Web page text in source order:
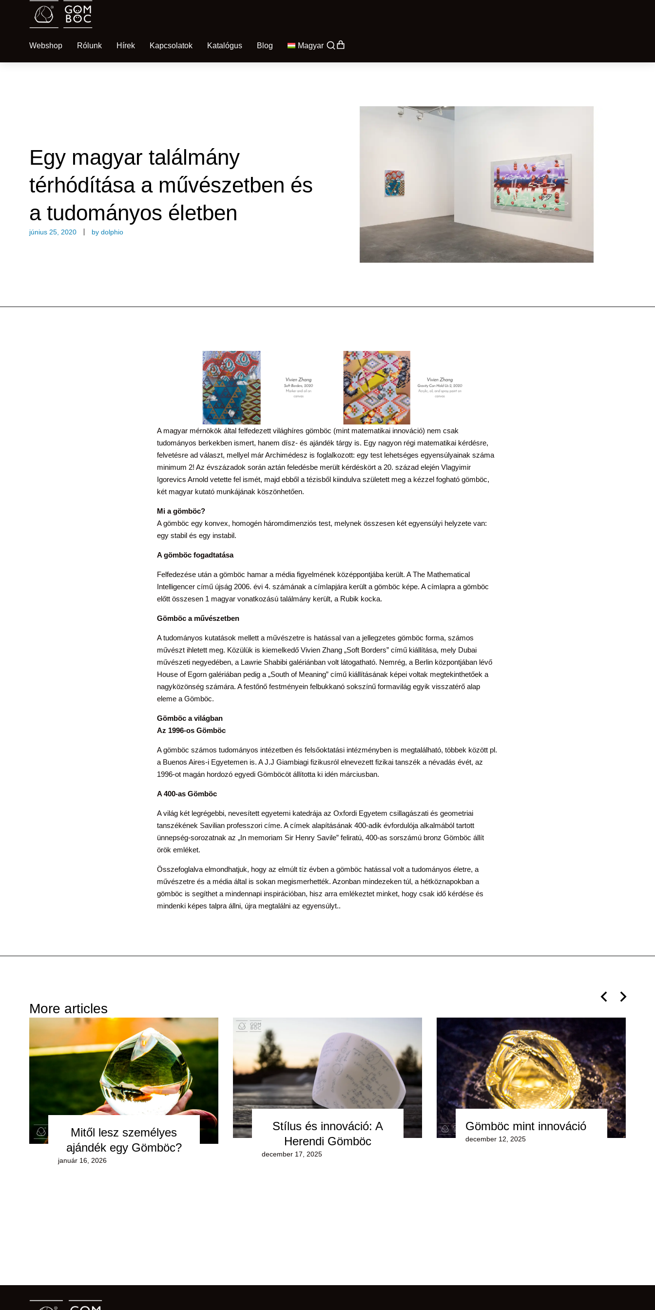
Webshop Rólunk Hírek Kapcsolatok Katalógus Blog Magyar
Egy magyar találmány
térhódítása a művészetben és
a tudományos életben
június 25, 2020 by dolphio
A magyar mérnökök által felfedezett világhíres gömböc (mint matematikai innováció) nem csak
tudományos berkekben ismert, hanem dísz- és ajándék tárgy is. Egy nagyon régi matematikai kérdésre,
felvetésre ad választ, mellyel már Archimédesz is foglalkozott: egy test lehetséges egyensúlyainak száma
minimum 2! Az évszázadok során aztán feledésbe merült kérdéskört a 20. század elején Vlagyimir
Igorevics Arnold vetette fel ismét, majd ebből a tézisből kiindulva született meg a kézzel fogható gömböc,
két magyar kutató munkájának köszönhetően.
Mi a gömböc?
A gömböc egy konvex, homogén háromdimenziós test, melynek összesen két egyensúlyi helyzete van:
egy stabil és egy instabil.
A gömböc fogadtatása
Felfedezése után a gömböc hamar a média figyelmének középpontjába került. A The Mathematical
Intelligencer című újság 2006. évi 4. számának a címlapjára került a gömböc képe. A címlapra a gömböc
előtt összesen 1 magyar vonatkozású találmány került, a Rubik kocka.
Gömböc a művészetben
A tudományos kutatások mellett a művészetre is hatással van a jellegzetes gömböc forma, számos
művészt ihletett meg. Közülük is kiemelkedő Vivien Zhang „Soft Borders” című kiállítása, mely Dubai
művészeti negyedében, a Lawrie Shabibi galériánban volt látogatható. Nemrég, a Berlin központjában lévő
House of Egorn galériában pedig a „South of Meaning” című kiállításának képei voltak megtekinthetőek a
nagyközönség számára. A festőnő festményein felbukkanó sokszínű formavilág egyik visszatérő alap
eleme a Gömböc.
Gömböc a világban
Az 1996-os Gömböc
A gömböc számos tudományos intézetben és felsőoktatási intézményben is megtalálható, többek között pl.
a Buenos Aires-i Egyetemen is. A J.J Giambiagi fizikusról elnevezett fizikai tanszék a névadás évét, az
1996-ot magán hordozó egyedi Gömböcöt állította ki idén márciusban.
A 400-as Gömböc
A világ két legrégebbi, nevesített egyetemi katedrája az Oxfordi Egyetem csillagászati és geometriai
tanszékének Savilian professzori címe. A címek alapításának 400-adik évfordulója alkalmából tartott
ünnepség-sorozatnak az „In memoriam Sir Henry Savile” feliratú, 400-as sorszámú bronz Gömböc állít
örök emléket.
Összefoglalva elmondhatjuk, hogy az elmúlt tíz évben a gömböc hatással volt a tudományos életre, a
művészetre és a média által is sokan megismerhették. Azonban mindezeken túl, a hétköznapokban a
gömböc is segíthet a mindennapi inspirációban, hisz arra emlékeztet minket, hogy csak idő kérdése és
mindenki képes talpra állni, újra megtalálni az egyensúlyt..
More articles
Mitől lesz személyes
ajándék egy Gömböc?
január 16, 2026
Stílus és innováció: A
Herendi Gömböc
december 17, 2025
Gömböc mint innováció
december 12, 2025